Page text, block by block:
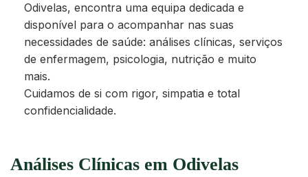
Odivelas, encontra uma equipa dedicada e
disponível para o acompanhar nas suas
necessidades de saúde: análises clínicas, serviços
de enfermagem, psicologia, nutrição e muito
mais.
Cuidamos de si com rigor, simpatia e total
confidencialidade.
Análises Clínicas em Odivelas